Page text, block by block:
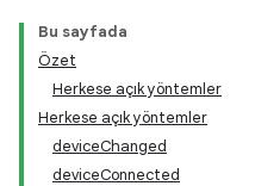
Bu sayfada
Özet
Herkese açık yöntemler
Herkese açık yöntemler
deviceChanged
deviceConnected